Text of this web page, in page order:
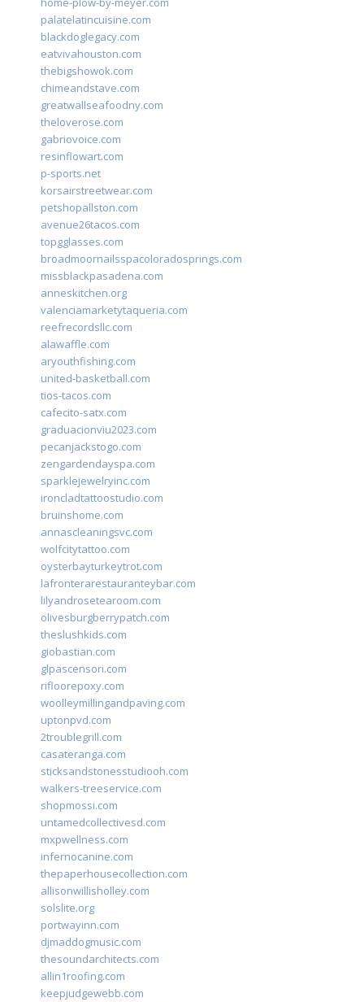
palatelatincuisine.com
blackdoglegacy.com
eatvivahouston.com
thebigshowok.com
chimeandstave.com
greatwallseafoodny.com
theloverose.com
gabriovoice.com
resinflowart.com
p-sports.net
korsairstreetwear.com
petshopallston.com
avenue26tacos.com
topgglasses.com
broadmoornailsspacoloradosprings.com
missblackpasadena.com
anneskitchen.org
valenciamarketytaqueria.com
reefrecordsllc.com
alawaffle.com
aryouthfishing.com
united-basketball.com
tios-tacos.com
cafecito-satx.com
graduacionviu2023.com
pecanjackstogo.com
zengardendayspa.com
sparklejewelryinc.com
ironcladtattoostudio.com
bruinshome.com
annascleaningsvc.com
wolfcitytattoo.com
oysterbayturkeytrot.com
lafronterarestauranteybar.com
lilyandrosetearoom.com
olivesburgberrypatch.com
theslushkids.com
giobastian.com
glpascensori.com
rifloorepoxy.com
woolleymillingandpaving.com
uptonpvd.com
2troublegrill.com
casateranga.com
sticksandstonesstudiooh.com
walkers-treeservice.com
shopmossi.com
untamedcollectivesd.com
mxpwellness.com
infernocanine.com
thepaperhousecollection.com
allisonwillisholley.com
solslite.org
portwayinn.com
djmaddogmusic.com
thesoundarchitects.com
allin1roofing.com
keepjudgewebb.com